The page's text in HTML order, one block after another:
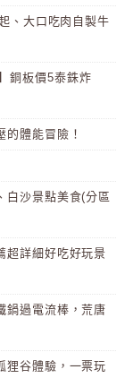
、大口吃肉自製牛
銅板價5泰銖炸
體能冒險！
白沙景點美食(分區
超詳細好吃好玩景
鍋過電流棒，荒唐
狸谷體驗，一票玩